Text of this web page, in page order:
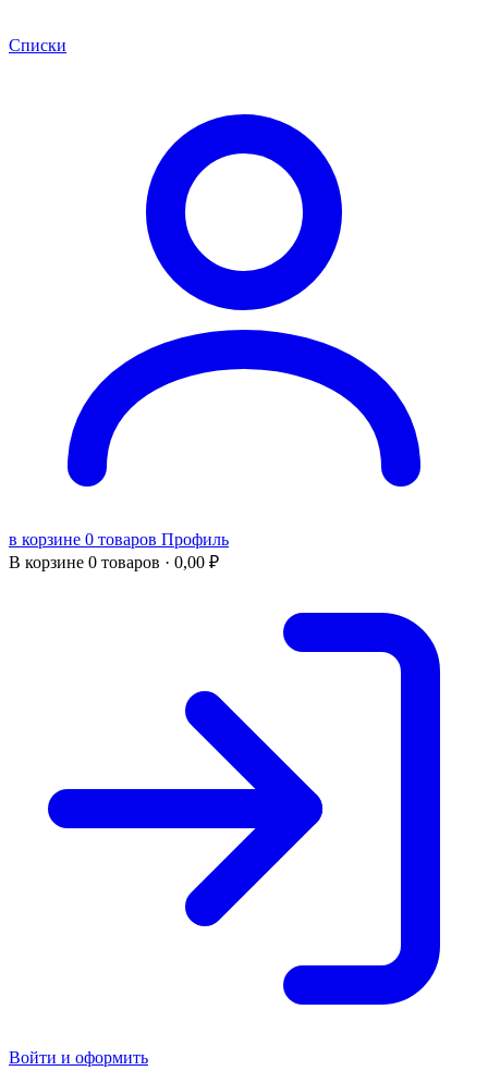
Списки
в корзине 0 товаров Профиль
В корзине 0 товаров · 0,00 ₽
Войти и оформить